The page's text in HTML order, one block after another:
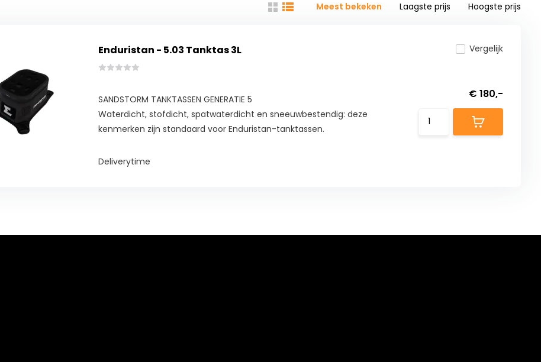
Meest bekeken Laagste prijs Hoogste prijs
Enduristan - 5.03 Tanktas 3L
SANDSTORM TANKTASSEN GENERATIE 5
Waterdicht, stofdicht, spatwaterdicht en sneeuwbestendig: deze
kenmerken zijn standaard voor Enduristan-tanktassen.
Deliverytime
Vergelijk
€ 180,-